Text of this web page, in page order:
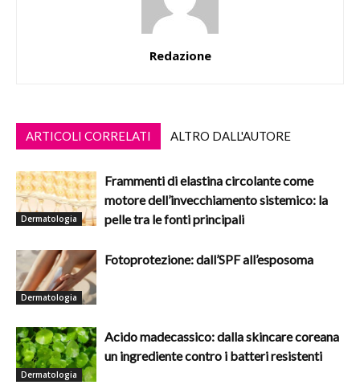
Redazione
ARTICOLI CORRELATI ALTRO DALL'AUTORE
Dermatologia
Frammenti di elastina circolante come
motore dell’invecchiamento sistemico: la
pelle tra le fonti principali
Dermatologia
Fotoprotezione: dall’SPF all’esposoma
Dermatologia
Acido madecassico: dalla skincare coreana
un ingrediente contro i batteri resistenti